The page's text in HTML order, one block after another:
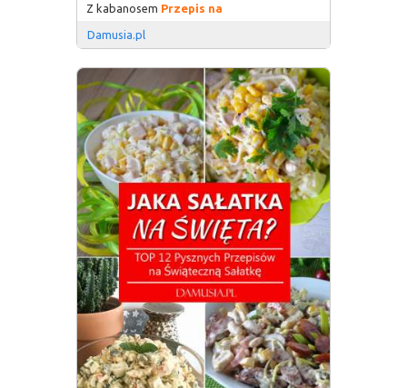
Z kabanosem Przepis na
Damusia.pl